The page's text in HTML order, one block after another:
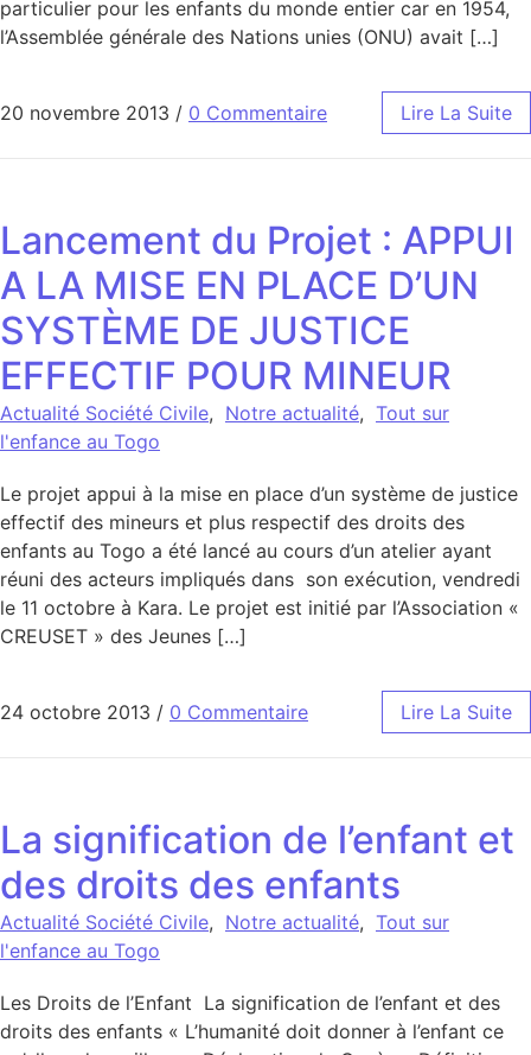
particulier pour les enfants du monde entier car en 1954,
l’Assemblée générale des Nations unies (ONU) avait […]
20 novembre 2013 / 0 Commentaire Lire La Suite
Lancement du Projet : APPUI
A LA MISE EN PLACE D’UN
SYSTÈME DE JUSTICE
EFFECTIF POUR MINEUR
Actualité Société Civile, Notre actualité, Tout sur
l'enfance au Togo
Le projet appui à la mise en place d’un système de justice
effectif des mineurs et plus respectif des droits des
enfants au Togo a été lancé au cours d’un atelier ayant
réuni des acteurs impliqués dans son exécution, vendredi
le 11 octobre à Kara. Le projet est initié par l’Association «
CREUSET » des Jeunes […]
24 octobre 2013 / 0 Commentaire Lire La Suite
La signification de l’enfant et
des droits des enfants
Actualité Société Civile, Notre actualité, Tout sur
l'enfance au Togo
Les Droits de l’Enfant La signification de l’enfant et des
droits des enfants « L’humanité doit donner à l’enfant ce